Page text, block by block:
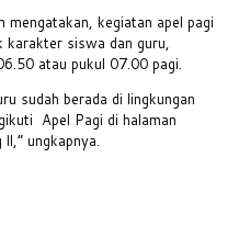
mengatakan, kegiatan apel pagi
karakter siswa dan guru,
atau pukul 07.00 pagi.
sudah berada di lingkungan
Apel Pagi di halaman
ungkapnya.